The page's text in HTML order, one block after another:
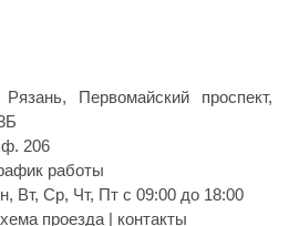
Рязань, Первомайский проспект,
206
работы
Вт, Ср, Чт, Пт с 09:00 до 18:00
проезда | контакты